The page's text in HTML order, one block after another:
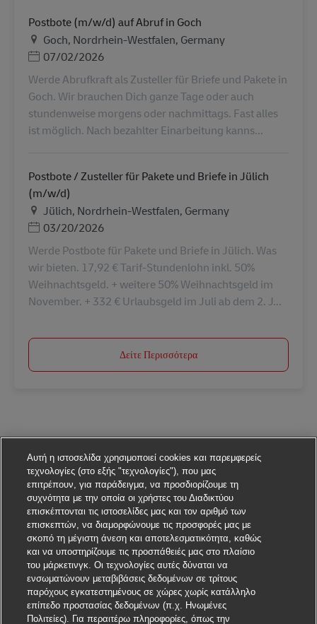
Postbote (m/w/d) auf Abruf in Goch
Τοποθεσία
Goch, Nordrhein-Westfalen, Germany
Ημερομηνία Ανάρτησης
07/02/2026
Werde Abrufkraft als Zusteller für Briefe und Pakete in
Goch. Wir brauchen Dich ganze Tage oder auch
stundenweise morgens oder nachmittags. Fast alles
ist möglich. Nach bezahlter Einarbeitung kanns...
Postbote / Zusteller für Pakete und Briefe in Jülich
(m/w/d)
Τοποθεσία
Jülich, Nordrhein-Westfalen, Germany
Ημερομηνία Ανάρτησης
03/20/2026
Werde Postbote für Pakete und Briefe in Jülich. Was
wir bieten. 17,92 € Tarif-Stundenlohn inkl. 50%
Weihnachtsgeld. + weitere 50% Weihnachtsgeld im
November. + 332 € Urlaubsgeld im Juli ab dem 2. J...
Δείτε Περισσότερα
Αυτή η ιστοσελίδα χρησιμοποιεί cookies και παρεμφερείς
τεχνολογίες (στο εξής "τεχνολογίες"), που μας
επιτρέπουν, για παράδειγμα, να προσδιορίζουμε τη
συχνότητα με την οποία οι χρήστες του Διαδικτύου
επισκέπτονται τις ιστοσελίδες μας και τον αριθμό των
επισκεπτών, να διαμορφώνουμε τις προσφορές μας με
σκοπό τη μέγιστη άνεση και αποτελεσματικότητα, καθώς
και να υποστηρίζουμε τις προσπάθειές μας στο πλαίσιο
του μάρκετινγκ. Οι τεχνολογίες αυτές δύναται να
ενσωματώνουν μεταβιβάσεις δεδομένων σε τρίτους
παρόχους εγκατεστημένους σε χώρες χωρίς κατάλληλο
επίπεδο προστασίας δεδομένων (π.χ. Ηνωμένες
Πολιτείες). Για περαιτέρω πληροφορίες, όπως την